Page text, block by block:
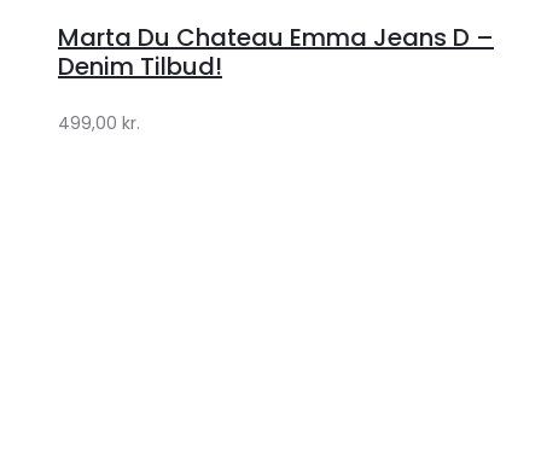
Klædeskabet.dk
Marta Du Chateau Emma Jeans D –
Denim Tilbud!
499,00 kr.